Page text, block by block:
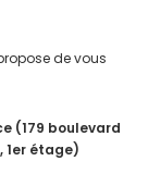
de vous
(179 boulevard
1er étage)